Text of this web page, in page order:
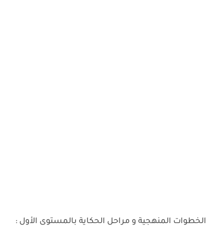
الخطوات المنهجية و مراحل الحكاية بالمستوى الأول :